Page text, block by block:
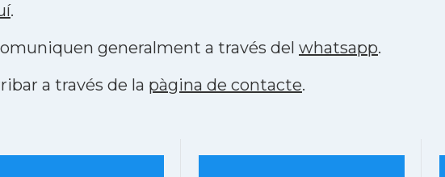
.
generalment a través del whatsapp.
a través de la pàgina de contacte.